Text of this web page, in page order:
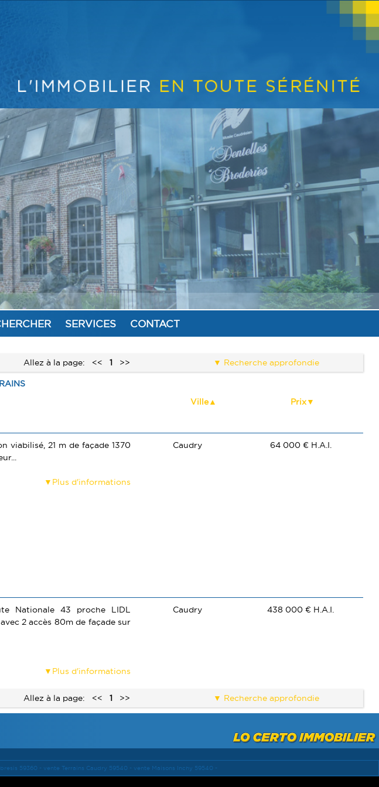
SERVICES CONTACT
Allez à la page: << 1 >>
Recherche approfondie
Ville Prix
viabilisé, 21 m de façade 1370
Plus d'informations
Caudry 64 000 € H.A.I.
Nationale 43 proche LIDL
2 accès 80m de façade sur
Plus d'informations
Caudry 438 000 € H.A.I.
Allez à la page: << 1 >> Recherche approfondie
59360 - vente Terrains Caudry 59540 - vente Maisons Inchy 59540 -